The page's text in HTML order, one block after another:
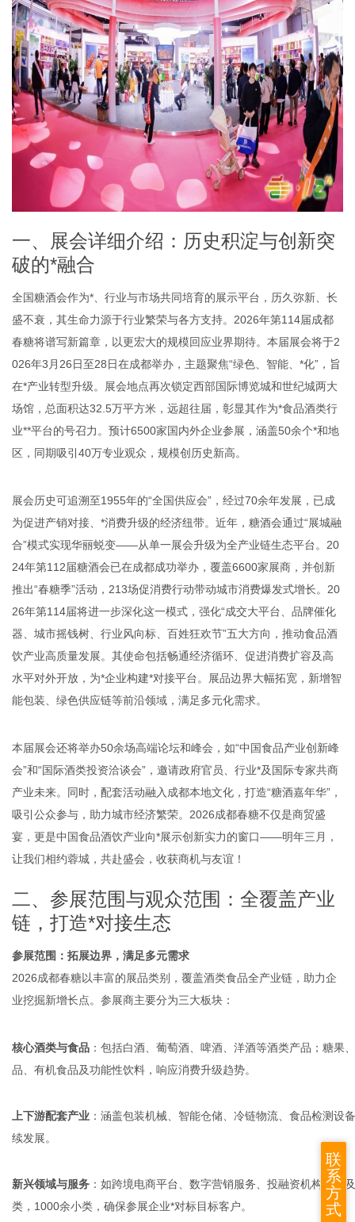
一、展会详细介绍：历史积淀与创新突
破的*融合
全国糖酒会作为*、行业与市场共同培育的展示平台，历久弥新、长
盛不衰，其生命力源于行业繁荣与各方支持。2026年第114届成都
春糖将谱写新篇章，以更宏大的规模回应业界期待。本届展会将于2
026年3月26日至28日在成都举办，主题聚焦“绿色、智能、*化”，旨
在*产业转型升级。展会地点再次锁定西部国际博览城和世纪城两大
场馆，总面积达32.5万平方米，远超往届，彰显其作为*食品酒类行
业**平台的号召力。预计6500家国内外企业参展，涵盖50余个*和地
区，同期吸引40万专业观众，规模创历史新高。
展会历史可追溯至1955年的“全国供应会”，经过70余年发展，已成
为促进产销对接、*消费升级的经济纽带。近年，糖酒会通过“展城融
合”模式实现华丽蜕变——从单一展会升级为全产业链生态平台。20
24年第112届糖酒会已在成都成功举办，覆盖6600家展商，并创新
推出“春糖季”活动，213场促消费行动带动城市消费爆发式增长。20
26年第114届将进一步深化这一模式，强化“成交大平台、品牌催化
器、城市摇钱树、行业风向标、百姓狂欢节”五大方向，推动食品酒
饮产业高质量发展。其使命包括畅通经济循环、促进消费扩容及高
水平对外开放，为*企业构建*对接平台。展品边界大幅拓宽，新增智
能包装、绿色供应链等前沿领域，满足多元化需求。
本届展会还将举办50余场高端论坛和峰会，如“中国食品产业创新峰
会”和“国际酒类投资洽谈会”，邀请政府官员、行业*及国际专家共商
产业未来。同时，配套活动融入成都本地文化，打造“糖酒嘉年华”，
吸引公众参与，助力城市经济繁荣。2026成都春糖不仅是商贸盛
宴，更是中国食品酒饮产业向*展示创新实力的窗口——明年三月，
让我们相约蓉城，共赴盛会，收获商机与友谊！
二、参展范围与观众范围：全覆盖产业
链，打造*对接生态
参展范围：拓展边界，满足多元需求
2026成都春糖以丰富的展品类别，覆盖酒类食品全产业链，助力企
业挖掘新增长点。参展商主要分为三大板块：
核心酒类与食品 ：包括白酒、葡萄酒、啤酒、洋酒等酒类产品；糖
品、有机食品及功能性饮料，响应消费升级趋势。
上下游配套产业 ：涵盖包装机械、智能仓储、冷链物流、食品检测
续发展。
新兴领域与服务 ：如跨境电商平台、数字营销服务、投融资机构，
类，1000余小类，确保参展企业*对标目标客户。
联
系
方
式